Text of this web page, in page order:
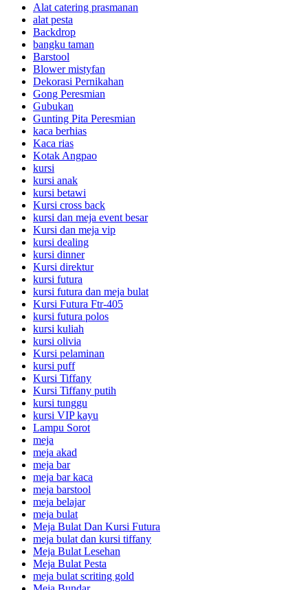
Alat catering prasmanan
alat pesta
Backdrop
bangku taman
Barstool
Blower mistyfan
Dekorasi Pernikahan
Gong Peresmian
Gubukan
Gunting Pita Peresmian
kaca berhias
Kaca rias
Kotak Angpao
kursi
kursi anak
kursi betawi
Kursi cross back
kursi dan meja event besar
Kursi dan meja vip
kursi dealing
kursi dinner
Kursi direktur
kursi futura
kursi futura dan meja bulat
Kursi Futura Ftr-405
kursi futura polos
kursi kuliah
kursi olivia
Kursi pelaminan
kursi puff
Kursi Tiffany
Kursi Tiffany putih
kursi tunggu
kursi VIP kayu
Lampu Sorot
meja
meja akad
meja bar
meja bar kaca
meja barstool
meja belajar
meja bulat
Meja Bulat Dan Kursi Futura
meja bulat dan kursi tiffany
Meja Bulat Lesehan
Meja Bulat Pesta
meja bulat scriting gold